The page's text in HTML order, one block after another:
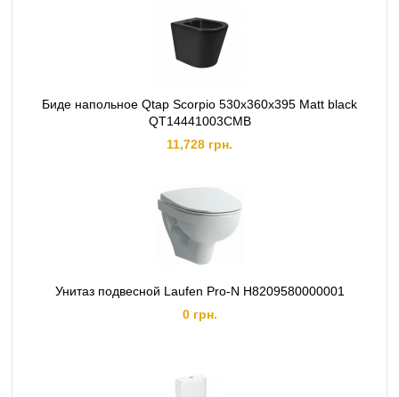
Биде напольное Qtap Scorpio 530x360x395 Matt black
QT14441003CMB
11,728 грн.
Унитаз подвесной Laufen Pro-N H8209580000001
0 грн.